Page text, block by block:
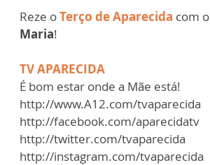
Reze oTerço de Aparecida com o
Maria!
TV APARECIDA
É bom estar onde a Mãe está!
http://www.A12.com/tvaparecida
http://facebook.com/aparecidatv
http://twitter.com/tvaparecida
http://instagram.com/tvaparecida